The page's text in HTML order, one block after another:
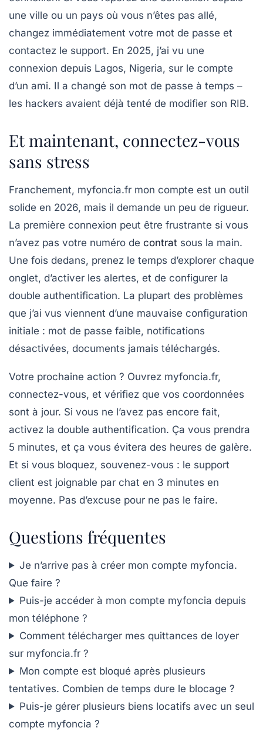
une ville ou un pays où vous n’êtes pas allé,
changez immédiatement votre mot de passe et
contactez le support. En 2025, j’ai vu une
connexion depuis Lagos, Nigeria, sur le compte
d’un ami. Il a changé son mot de passe à temps –
les hackers avaient déjà tenté de modifier son RIB.
Et maintenant, connectez-vous
sans stress
Franchement, myfoncia.fr mon compte est un outil
solide en 2026, mais il demande un peu de rigueur.
La première connexion peut être frustrante si vous
n’avez pas votre numéro de contrat sous la main.
Une fois dedans, prenez le temps d’explorer chaque
onglet, d’activer les alertes, et de configurer la
double authentification. La plupart des problèmes
que j’ai vus viennent d’une mauvaise configuration
initiale : mot de passe faible, notifications
désactivées, documents jamais téléchargés.
Votre prochaine action ? Ouvrez myfoncia.fr,
connectez-vous, et vérifiez que vos coordonnées
sont à jour. Si vous ne l’avez pas encore fait,
activez la double authentification. Ça vous prendra
5 minutes, et ça vous évitera des heures de galère.
Et si vous bloquez, souvenez-vous : le support
client est joignable par chat en 3 minutes en
moyenne. Pas d’excuse pour ne pas le faire.
Questions fréquentes
Je n’arrive pas à créer mon compte myfoncia.
Que faire ?
Puis-je accéder à mon compte myfoncia depuis
mon téléphone ?
Comment télécharger mes quittances de loyer
sur myfoncia.fr ?
Mon compte est bloqué après plusieurs
tentatives. Combien de temps dure le blocage ?
Puis-je gérer plusieurs biens locatifs avec un seul
compte myfoncia ?